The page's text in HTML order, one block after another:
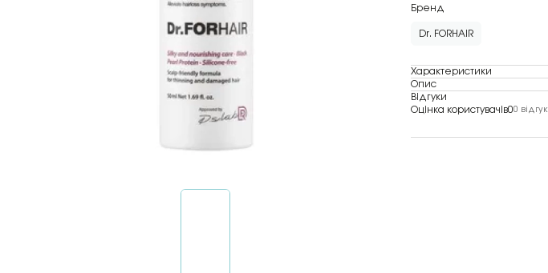
Бренд
Dr. FORHAIR
Характеристики
Опис
Відгуки
Оцінка користувачів00